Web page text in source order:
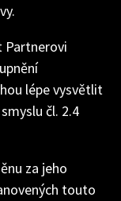
Partnerovi
lépe vysvětlit
čl. 2.4
za jeho
touto